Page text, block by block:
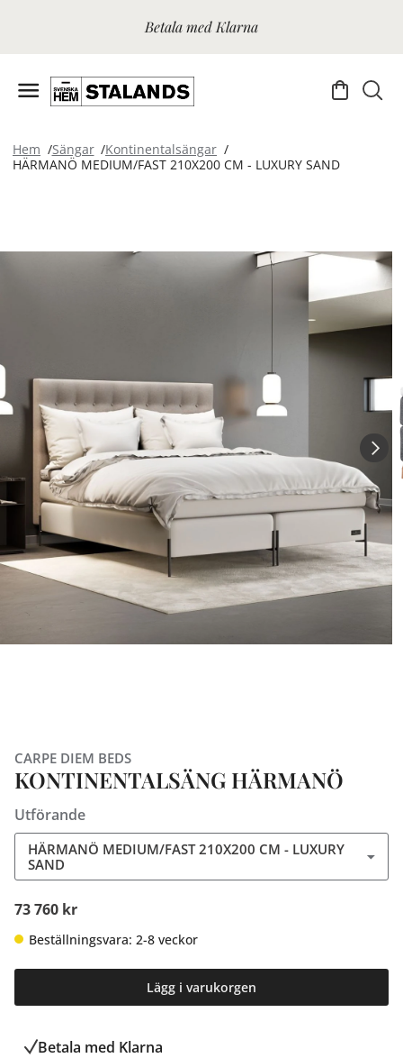
Betala med Klarna
Hem Sängar
Kontinentalsängar
HÄRMANÖ MEDIUM/FAST 210X200 CM - LUXURY SAND
CARPE DIEM BEDS
KONTINENTALSÄNG HÄRMANÖ
Utförande
HÄRMANÖ MEDIUM/FAST 210X200 CM - LUXURY
SAND
73 760 kr
Beställningsvara: 2-8 veckor
Lägg i varukorgen
Betala med Klarna